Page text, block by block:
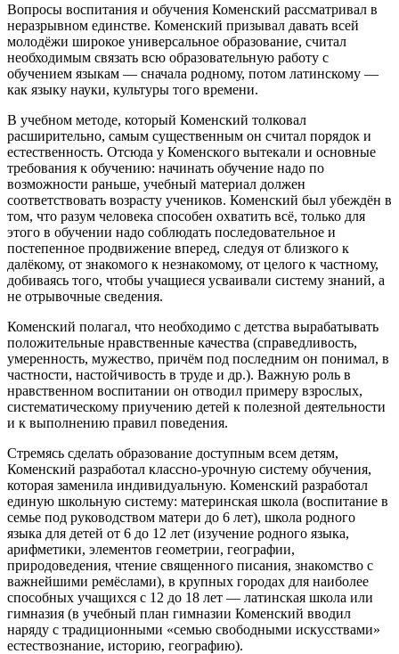
Вопросы воспитания и обучения Коменский рассматривал в
неразрывном единстве. Коменский призывал давать всей
молодёжи широкое универсальное образование, считал
необходимым связать всю образовательную работу с
обучением языкам — сначала родному, потом латинскому —
как языку науки, культуры того времени.
В учебном методе, который Коменский толковал
расширительно, самым существенным он считал порядок и
естественность. Отсюда у Коменского вытекали и основные
требования к обучению: начинать обучение надо по
возможности раньше, учебный материал должен
соответствовать возрасту учеников. Коменский был убеждён в
том, что разум человека способен охватить всё, только для
этого в обучении надо соблюдать последовательное и
постепенное продвижение вперед, следуя от близкого к
далёкому, от знакомого к незнакомому, от целого к частному,
добиваясь того, чтобы учащиеся усваивали систему знаний, а
не отрывочные сведения.
Коменский полагал, что необходимо с детства вырабатывать
положительные нравственные качества (справедливость,
умеренность, мужество, причём под последним он понимал, в
частности, настойчивость в труде и др.). Важную роль в
нравственном воспитании он отводил примеру взрослых,
систематическому приучению детей к полезной деятельности
и к выполнению правил поведения.
Стремясь сделать образование доступным всем детям,
Коменский разработал классно-урочную систему обучения,
которая заменила индивидуальную. Коменский разработал
единую школьную систему: материнская школа (воспитание в
семье под руководством матери до 6 лет), школа родного
языка для детей от 6 до 12 лет (изучение родного языка,
арифметики, элементов геометрии, географии,
природоведения, чтение священного писания, знакомство с
важнейшими ремёслами), в крупных городах для наиболее
способных учащихся с 12 до 18 лет — латинская школа или
гимназия (в учебный план гимназии Коменский вводил
наряду с традиционными «семью свободными искусствами»
естествознание, историю, географию).